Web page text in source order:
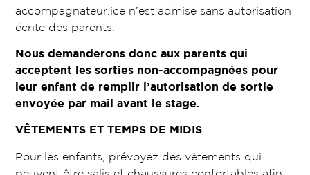
accompagnateur.ice n’est admise sans autorisation
écrite des parents.
Nous demanderons donc aux parents qui
acceptent les sorties non-accompagnées pour
leur enfant de remplir l’autorisation de sortie
envoyée par mail avant le stage.
VÊTEMENTS ET TEMPS DE MIDIS
Pour les enfants, prévoyez des vêtements qui